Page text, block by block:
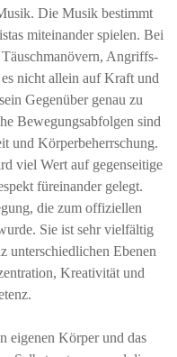
Die Musik bestimmt
miteinander spielen. Bei
Angriffs-
nicht allein auf Kraft und
Gegenüber genau zu
Bewegungsabfolgen sind
und Körperbeherrschung.
viel Wert auf gegenseitige
füreinander gelegt.
die zum offiziellen
Sie ist sehr vielfältig
unterschiedlichen Ebenen
Kreativität und
eigenen Körper und das